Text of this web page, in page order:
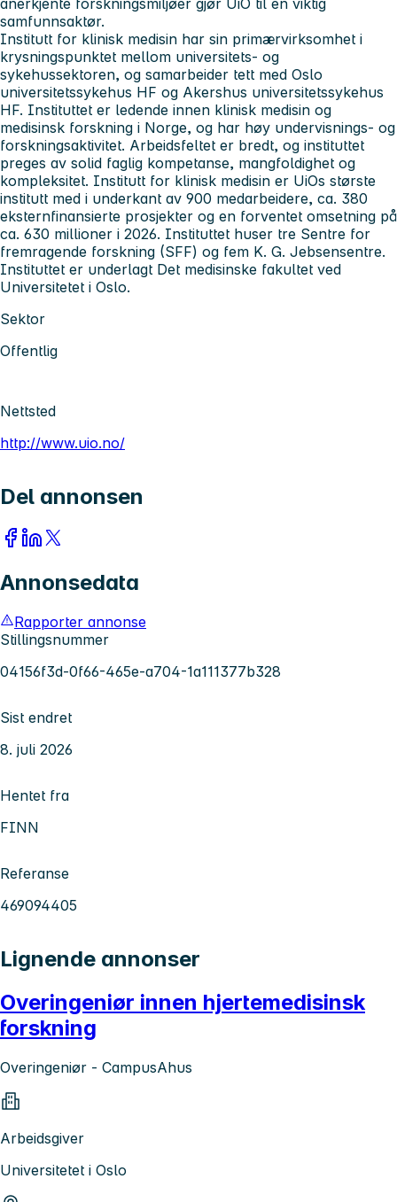
anerkjente forskningsmiljøer gjør UiO til en viktig
samfunnsaktør.
Institutt for klinisk medisin har sin primærvirksomhet i
krysningspunktet mellom universitets- og
sykehussektoren, og samarbeider tett med Oslo
universitetssykehus HF og Akershus universitetssykehus
HF. Instituttet er ledende innen klinisk medisin og
medisinsk forskning i Norge, og har høy undervisnings- og
forskningsaktivitet. Arbeidsfeltet er bredt, og instituttet
preges av solid faglig kompetanse, mangfoldighet og
kompleksitet. Institutt for klinisk medisin er UiOs største
institutt med i underkant av 900 medarbeidere, ca. 380
eksternfinansierte prosjekter og en forventet omsetning på
ca. 630 millioner i 2026. Instituttet huser tre Sentre for
fremragende forskning (SFF) og fem K. G. Jebsensentre.
Instituttet er underlagt Det medisinske fakultet ved
Universitetet i Oslo.
Sektor
Offentlig
Nettsted
http://www.uio.no/
Del annonsen
Annonsedata
Rapporter annonse
Stillingsnummer
04156f3d-0f66-465e-a704-1a111377b328
Sist endret
8. juli 2026
Hentet fra
FINN
Referanse
469094405
Lignende annonser
Overingeniør innen hjertemedisinsk
forskning
Overingeniør - CampusAhus
Arbeidsgiver
Universitetet i Oslo